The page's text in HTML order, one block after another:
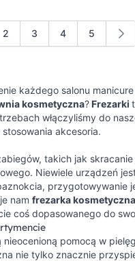
czytasz stronę
Strona
2 Strona
3 Strona
4 Strona
5
każdego salonu
kosmetyczna?Frezarki
włączyliśmy do
akcesoria.
takich jak
Niewiele urządzeń
przygotowywanie
nam frezarka kosmetyczna
coś dopasowanego do
nieocenioną pomocą w
nie tylko znacznie